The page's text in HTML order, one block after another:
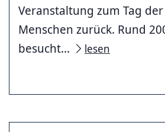
Veranstaltung zum Tag
Menschen zurück. Rund
besucht...
lesen